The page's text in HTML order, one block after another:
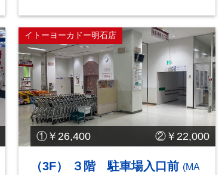
イトーヨーカドー明石店
①￥26,400 ②￥22,000
（3F） ３階 駐車場入口前 (MA